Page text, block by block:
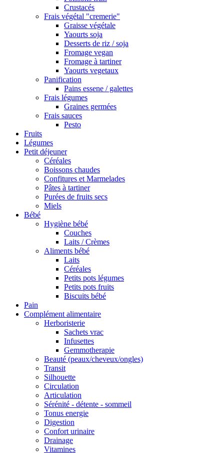
Crustacés
Frais végétal "cremerie"
Graisse végétale
Yaourts soja
Desserts de riz / soja
Fromage vegan
Fromage à tartiner
Yaourts vegetaux
Panification
Pains essene / galettes
Frais légumes
Graines germées
Frais sauces
Pesto
Fruits
Légumes
Petit déjeuner
Céréales
Boissons chaudes
Confitures et Marmelades
Pâtes à tartiner
Purées de fruits secs
Miels
Bébé
Hygiène bébé
Couches
Laits / Crèmes
Aliments bébé
Laits
Céréales
Petits pots légumes
Petits pots fruits
Biscuits bébé
Pain
Complément alimentaire
Herboristerie
Sachets vrac
Infusettes
Gemmotherapie
Beauté (peaux/cheveux/ongles)
Transit
Silhouette
Circulation
Articulation
Sérénité - détente - sommeil
Tonus energie
Digestion
Confort urinaire
Drainage
Vitamines